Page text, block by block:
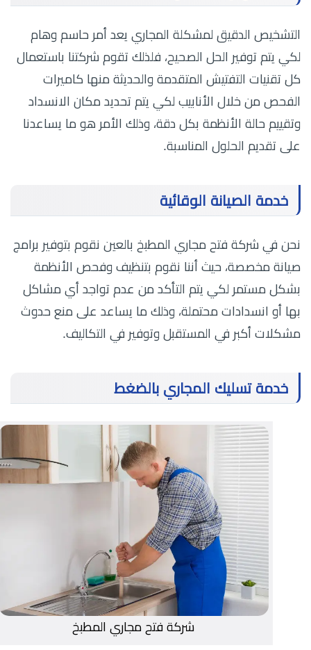
التشخيص الدقيق لمشكلة المجاري يعد أمر حاسم وهام
لكي يتم توفير الحل الصحيح، فلذلك تقوم شركتنا باستعمال
كل تقنيات التفتيش المتقدمة والحديثة منها كاميرات
الفحص من خلال الأنابيب لكي يتم تحديد مكان الانسداد
وتقييم حالة الأنظمة بكل دقة، وذلك الأمر هو ما يساعدنا
على تقديم الحلول المناسبة.
خدمة الصيانة الوقائية
نحن في شركة فتح مجاري المطبخ بالعين نقوم بتوفير برامج
صيانة مخصصة، حيث أننا نقوم بتنظيف وفحص الأنظمة
بشكل مستمر لكي يتم التأكد من عدم تواجد أي مشاكل
بها أو انسدادات محتملة، وذلك ما يساعد على منع حدوث
مشكلات أكبر في المستقبل وتوفير في التكاليف.
خدمة تسليك المجاري بالضغط
شركة فتح مجاري المطبخ